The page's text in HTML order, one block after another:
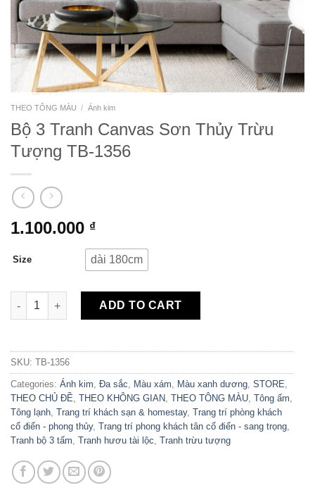
THEO TÔNG MÀU / Ánh kim
Bộ 3 Tranh Canvas Sơn Thủy Trừu
Tượng TB-1356
1.100.000 ₫
Size dài 180cm
Bộ 3 Tranh Canvas Sơn Thủy Trừu Tượng TB-1356 quantity
ADD TO CART
SKU: TB-1356
Categories: Ánh kim, Đa sắc, Màu xám, Màu xanh dương, STORE,
THEO CHỦ ĐỀ, THEO KHÔNG GIAN, THEO TÔNG MÀU, Tông ấm,
Tông lạnh, Trang trí khách sạn & homestay, Trang trí phòng khách
cổ điển - phong thủy, Trang trí phong khách tân cổ điển - sang trọng,
Tranh bộ 3 tấm, Tranh hươu tài lộc, Tranh trừu tượng